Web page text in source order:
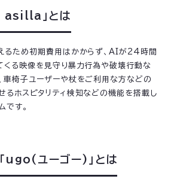
」とは
るため初期費用はかからず、AIが24時間
くる映像を見守り暴力行為や破壊行動な
車椅子ユーザーや杖をご利用な方などの
るホスピタリティ検知などの機能を搭載し
です。
ugo(ユーゴー)」とは